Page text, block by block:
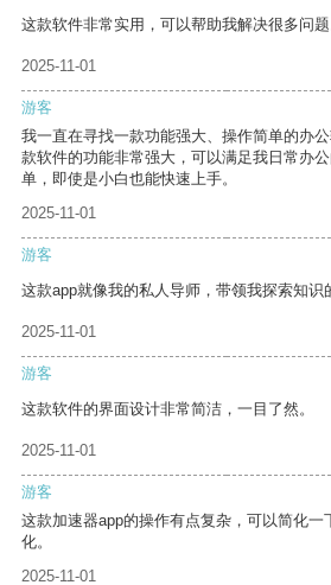
这款软件非常实用，可以帮助我解决很多问题
2025-11-01
游客
我一直在寻找一款功能强大、操作简单的办
款软件的功能非常强大，可以满足我日常办
单，即使是小白也能快速上手。
2025-11-01
游客
这款app就像我的私人导师，带领我探索知识
2025-11-01
游客
这款软件的界面设计非常简洁，一目了然。
2025-11-01
游客
这款加速器app的操作有点复杂，可以简化
化。
2025-11-01